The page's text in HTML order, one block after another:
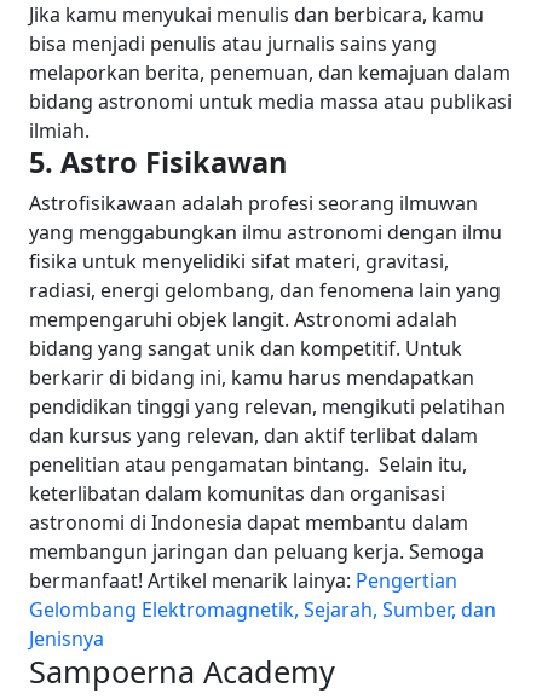
Jika kamu menyukai menulis dan berbicara, kamu
bisa menjadi penulis atau jurnalis sains yang
melaporkan berita, penemuan, dan kemajuan dalam
bidang astronomi untuk media massa atau publikasi
ilmiah.
5. Astro Fisikawan
Astrofisikawaan adalah profesi seorang ilmuwan
yang menggabungkan ilmu astronomi dengan ilmu
fisika untuk menyelidiki sifat materi, gravitasi,
radiasi, energi gelombang, dan fenomena lain yang
mempengaruhi objek langit. Astronomi adalah
bidang yang sangat unik dan kompetitif. Untuk
berkarir di bidang ini, kamu harus mendapatkan
pendidikan tinggi yang relevan, mengikuti pelatihan
dan kursus yang relevan, dan aktif terlibat dalam
penelitian atau pengamatan bintang. Selain itu,
keterlibatan dalam komunitas dan organisasi
astronomi di Indonesia dapat membantu dalam
membangun jaringan dan peluang kerja. Semoga
bermanfaat! Artikel menarik lainya: Pengertian
Gelombang Elektromagnetik, Sejarah, Sumber, dan
Jenisnya
Sampoerna Academy